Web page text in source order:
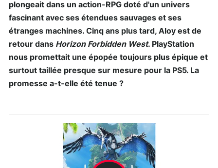
plongeait dans un action-RPG doté d'un univers
fascinant avec ses étendues sauvages et ses
étranges machines. Cinq ans plus tard, Aloy est de
retour dans Horizon Forbidden West. PlayStation
nous promettait une épopée toujours plus épique et
surtout taillée presque sur mesure pour la PS5. La
promesse a-t-elle été tenue ?